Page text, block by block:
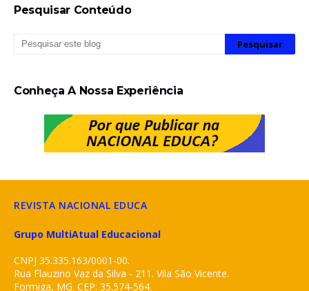
Pesquisar Conteúdo
Conheça A Nossa Experiência
REVISTA NACIONAL EDUCA
Grupo MultiAtual Educacional
CNPJ 35.335.163/0001-00.
Rua Flauzino Vaz da Silva - 211. Vila São Vicente.
Formiga, MG. CEP: 35.574-564.